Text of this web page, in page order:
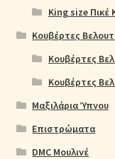
King size Πικέ
Κουβέρτες
Κουβέρτες
Κουβέρτες
Μαξιλάρια Ύπνου
Επιστρώματα
DMC Μουλινέ